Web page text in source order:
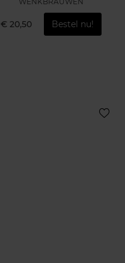
€ 20,50 Bestel nu!